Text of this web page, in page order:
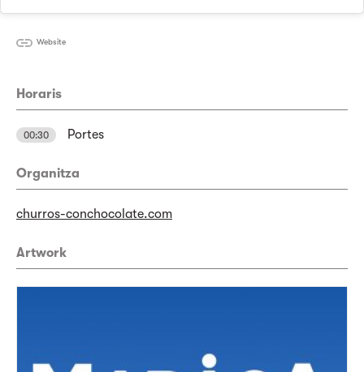
Website
Horaris
00:30 Portes
Organitza
churros-conchocolate.com
Artwork